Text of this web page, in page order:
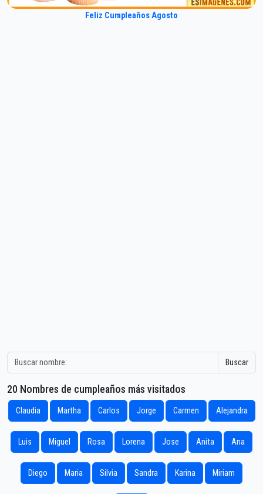
Feliz Cumpleaños Agosto
Buscar
20 Nombres de cumpleaños más visitados
Claudia Martha Carlos Jorge Carmen Alejandra
Luis Miguel Rosa Lorena Jose Anita Ana
Diego Maria Silvia Sandra Karina Miriam